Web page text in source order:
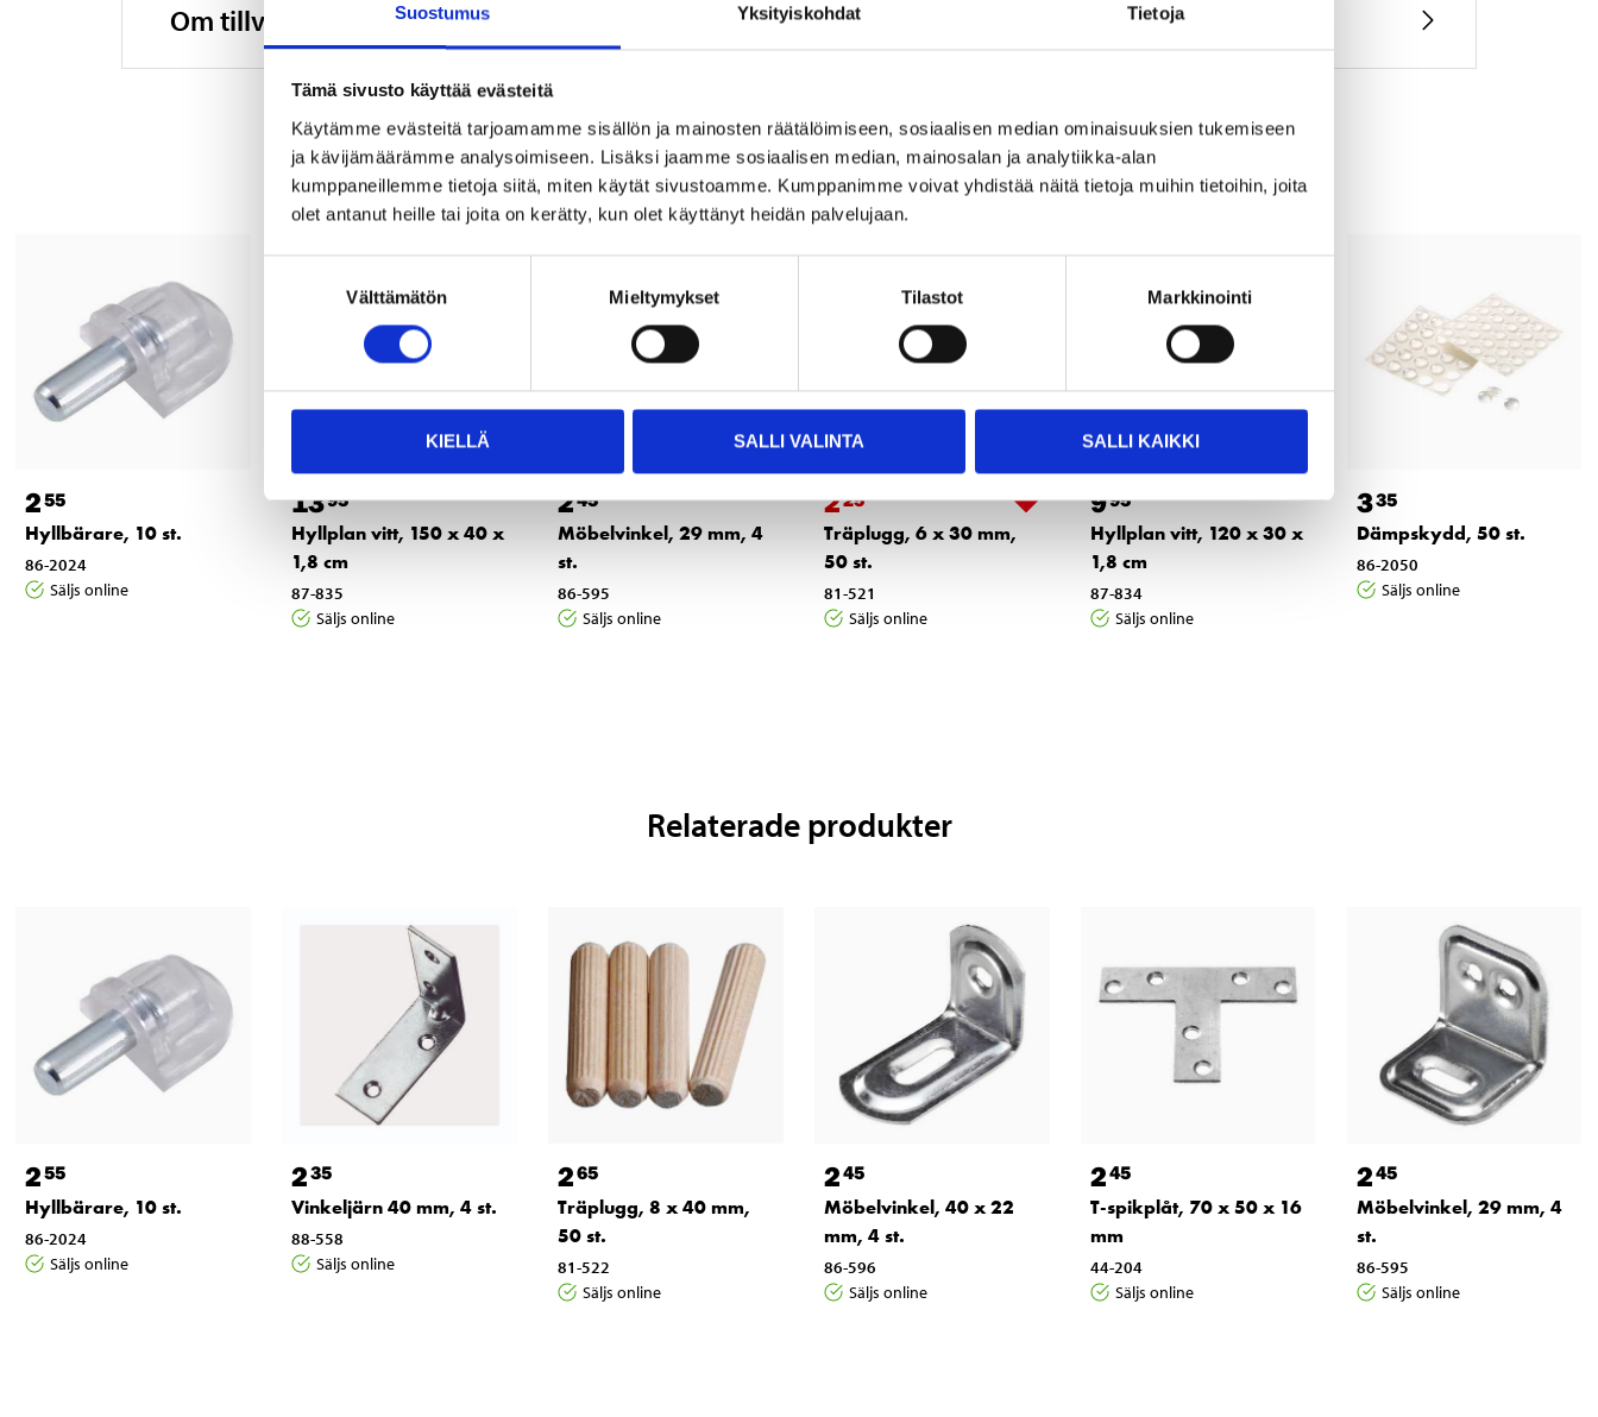
Suostumus Yksityiskohdat Tietoja
Tämä sivusto käyttää evästeitä
Käytämme evästeitä tarjoamamme sisällön ja mainosten räätälöimiseen, sosiaalisen median ominaisuuksien tukemiseen
ja kävijämäärämme analysoimiseen. Lisäksi jaamme sosiaalisen median, mainosalan ja analytiikka-alan
kumppaneillemme tietoja siitä, miten käytät sivustoamme. Kumppanimme voivat yhdistää näitä tietoja muihin tietoihin, joita
olet antanut heille tai joita on kerätty, kun olet käyttänyt heidän palvelujaan.
Välttämätön Mieltymykset Tilastot Markkinointi
KIELLÄ SALLI VALINTA SALLI KAIKKI
Om tillverkaren
Andra kunder köpte också
255
Hyllbärare, 10 st.
86-2024
Säljs online
1395
Hyllplan vitt, 150 x 40 x
1,8 cm
87-835
Säljs online
245
Möbelvinkel, 29 mm, 4
st.
86-595
Säljs online
225
Träplugg, 6 x 30 mm,
50 st.
81-521
Säljs online
995
Hyllplan vitt, 120 x 30 x
1,8 cm
87-834
Säljs online
335
Dämpskydd, 50 st.
86-2050
Säljs online
Relaterade produkter
255
Hyllbärare, 10 st.
86-2024
Säljs online
235
Vinkeljärn 40 mm, 4 st.
88-558
Säljs online
265
Träplugg, 8 x 40 mm,
50 st.
81-522
Säljs online
245
Möbelvinkel, 40 x 22
mm, 4 st.
86-596
Säljs online
245
T-spikplåt, 70 x 50 x 16
mm
44-204
Säljs online
245
Möbelvinkel, 29 mm, 4
st.
86-595
Säljs online